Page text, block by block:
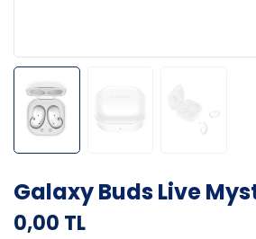
Galaxy Buds Live
0,00 TL